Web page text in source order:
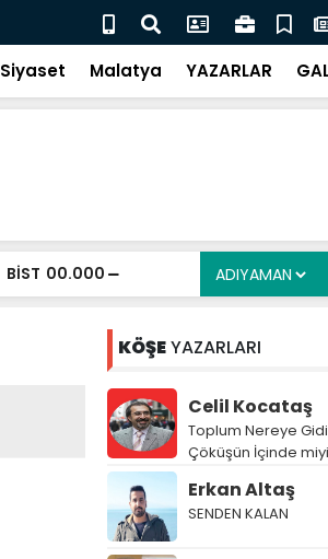
Milletvekili Alkayış, Cibuti’de
Siyaset Malatya YAZARLAR
BİST 00.000
KÖŞEYAZARLARI
Celil Kocataş
Toplum Nereye
Çöküşün İçinde
Erkan Altaş
SENDEN KALAN